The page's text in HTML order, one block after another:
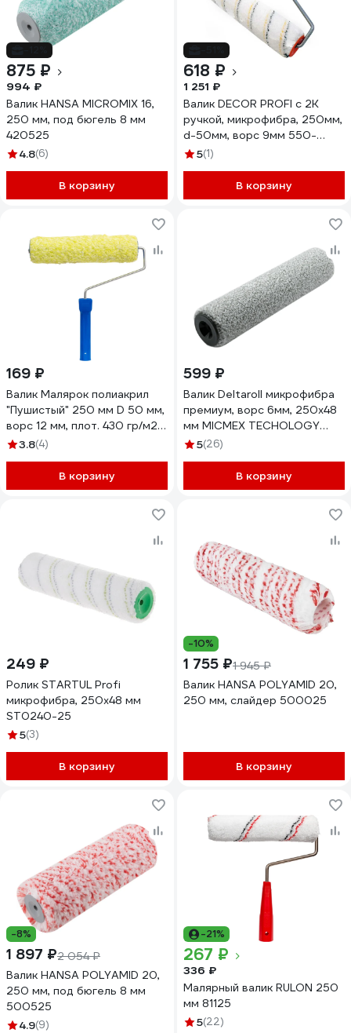
875 ₽
994 ₽
Валик HANSA MICROMIX 16,
250 мм, под бюгель 8 мм
420525
4.8(6)
В корзину
618 ₽
1 251 ₽
Валик DECOR PROFI с 2К
ручкой, микрофибра, 250мм,
d-50мм, ворс 9мм 550-
4250 11607162
5(1)
В корзину
169 ₽
Валик Малярок полиакрил
"Пушистый" 250 мм D 50 мм,
ворс 12 мм, плот. 430 гр/м2,
ручка 6 мм шплинт "" 754-
3.8(4)
В корзину
599 ₽
Валик Deltaroll микрофибра
премиум, ворс 6мм, 250x48
мм MICMEX TECHOLOGY
R60250
5(26)
В корзину
249 ₽
Ролик STARTUL Profi
микрофибра, 250x48 мм
ST0240-25
5(3)
В корзину
-10%
1 755 ₽1 945 ₽
Валик HANSA POLYAMID 20,
250 мм, слайдер 500025
В корзину
-8%
1 897 ₽2 054 ₽
Валик HANSA POLYAMID 20,
250 мм, под бюгель 8 мм
500525
4.9(9)
-21%
267 ₽
336 ₽
Малярный валик RULON 250
мм 81125
5(22)